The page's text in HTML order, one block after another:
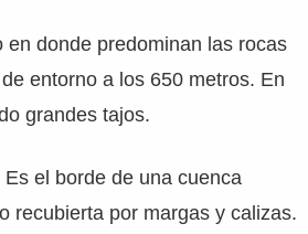
donde predominan las rocas
entorno a los 650 metros. En
grandes tajos.
el borde de una cuenca
recubierta por margas y calizas.